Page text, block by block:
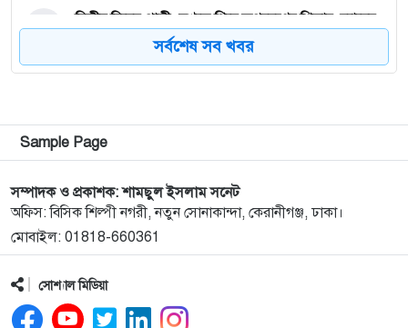
দ্বিতীয় বিয়ের পাত্রী দেখতে গিয়ে অপহরণের শিকার, র‍্যাবের
অভিযানে উদ্ধার; গ্রেপ্তার ৪
৭
আলুকান্দা স্ট্যান্ড বাজার ফুটবল টুর্নামেন্টের শিরোপা
জিতল বাক্তার চর এফসি
৯
কেরানীগঞ্জের সাবেক উপজেলা চেয়ারম্যান শাহীন
আহমেদসহ ৫০ জনের বিরুদ্ধে সন্ত্রাসবিরোধী আইনে মামলা
১০
রাস্তায় ময়লা ফেলায় শাস্তি, নিজ খরচে স্তুপকৃত ময়লা
১১
সর্বশেষ সব খবর
Sample Page
সম্পাদক ও প্রকাশক: শামছুল ইসলাম সনেট
অফিস: বিসিক শিল্পী নগরী, নতুন সোনাকান্দা, কেরানীগঞ্জ, ঢাকা।
মোবাইল: 01818-660361
সোশ্যাল মিডিয়া